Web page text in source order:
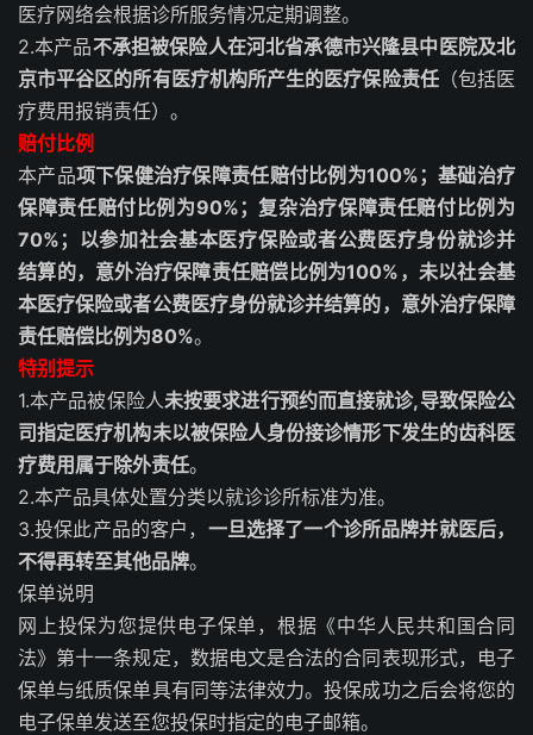
医疗网络会根据诊所服务情况定期调整。
2.本产品不承担被保险人在河北省承德市兴隆县中医院及北
京市平谷区的所有医疗机构所产生的医疗保险责任（包括医
疗费用报销责任）。
赔付比例
本产品项下保健治疗保障责任赔付比例为100%；基础治疗
保障责任赔付比例为90%；复杂治疗保障责任赔付比例为
70%；以参加社会基本医疗保险或者公费医疗身份就诊并
结算的，意外治疗保障责任赔偿比例为100%，未以社会基
本医疗保险或者公费医疗身份就诊并结算的，意外治疗保障
责任赔偿比例为80%。
特别提示
1.本产品被保险人未按要求进行预约而直接就诊,导致保险公
司指定医疗机构未以被保险人身份接诊情形下发生的齿科医
疗费用属于除外责任。
2.本产品具体处置分类以就诊诊所标准为准。
3.投保此产品的客户， 一旦选择了一个诊所品牌并就医后，
不得再转至其他品牌。
保单说明
网上投保为您提供电子保单，根据《中华人民共和国合同
法》第十一条规定，数据电文是合法的合同表现形式，电子
保单与纸质保单具有同等法律效力。投保成功之后会将您的
电子保单发送至您投保时指定的电子邮箱。